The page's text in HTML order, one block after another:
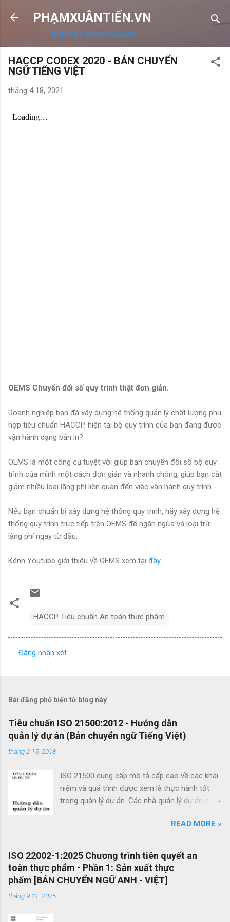
Chuyển đến nội dung chính
PHẠMXUÂNTIẾN.VN
ĐĂNG KÝ OEMS CHATAI
HACCP CODEX 2020 - BẢN CHUYỂN
NGỮ TIẾNG VIỆT
tháng 4 18, 2021
OEMS Chuyển đổi số quy trình thật đơn giản.
Doanh nghiệp bạn đã xây dựng hệ thống quản lý chất lượng phù
hợp tiêu chuẩn HACCP, hiện tại bộ quy trình của bạn đang được
vận hành dạng bản in?
OEMS là một công cụ tuyệt vời giúp bạn chuyển đổi số bộ quy
trình của mình một cách đơn giản và nhanh chóng, giúp bạn cắt
giảm nhiều loại lãng phí liên quan đến việc vận hành quy trình.
Nếu bạn chuẩn bị xây dựng hệ thống quy trình, hãy xây dựng hệ
thống quy trình trực tiếp trên OEMS để ngăn ngừa và loại trừ
lãng phí ngay từ đầu.
Kênh Youtube giới thiệu về OEMS xem tại đây.
HACCP Tiêu chuẩn An toàn thực phẩm
x
é
t
Đăng nhận xét
Bài đăng phổ biến từ blog này
Tiêu chuẩn ISO 21500:2012 - Hướng dẫn
quản lý dự án (Bản chuyển ngữ Tiếng Việt)
tháng 2 15, 2018
ISO 21500 cung cấp mô tả cấp cao về các khái
niệm và quá trình được xem là thực hành tốt
trong quản lý dự án. Các nhà quản lý dự án mới
nghiệm có thể sử dụng hướng dẫn quản lý dự
án theo tiêu chuẩn này để cải thiện thành công
của dự án và đạt được kết quả kinh doanh. Các
lợi ích của ISO 21500 bao gồm: Khuyến khích
chuyển giao kiến ​​thức giữa các dự án và giữa
các tổ chức nhằm nâng cao chất lượng dự án
READ MORE »
ISO 22002-1:2025 Chương trình tiên quyết an
toàn thực phẩm - Phần 1: Sản xuất thực
phẩm [BẢN CHUYỂN NGỮ ANH - VIỆT]
tháng 9 21, 2025